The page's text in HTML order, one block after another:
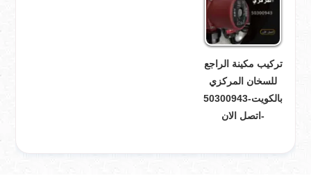
تركيب مكينة الراجع
للسخان المركزي
بالكويت-50300943
-اتصل الان